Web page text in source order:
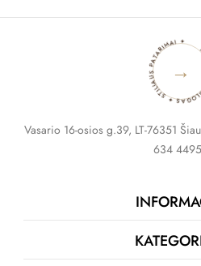
MAKADAMIA BLOGAS ✦→
Vasario 16-osios g.39, LT-76351
634